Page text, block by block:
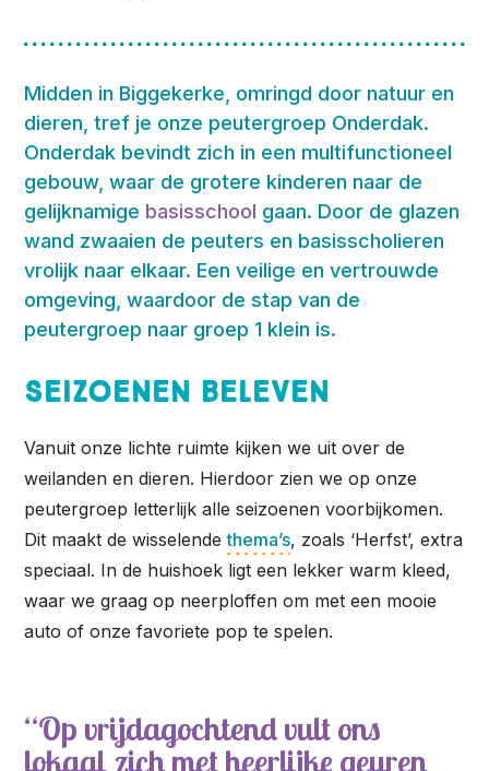
Midden in Biggekerke, omringd door natuur en
dieren, tref je onze peutergroep Onderdak.
Onderdak bevindt zich in een multifunctioneel
gebouw, waar de grotere kinderen naar de
gelijknamige basisschool gaan. Door de glazen
wand zwaaien de peuters en basisscholieren
vrolijk naar elkaar. Een veilige en vertrouwde
omgeving, waardoor de stap van de
peutergroep naar groep 1 klein is.
Seizoenen beleven
Vanuit onze lichte ruimte kijken we uit over de
weilanden en dieren. Hierdoor zien we op onze
peutergroep letterlijk alle seizoenen voorbijkomen.
Dit maakt de wisselendethema’s, zoals ‘Herfst’, extra
speciaal. In de huishoek ligt een lekker warm kleed,
waar we graag op neerploffen om met een mooie
auto of onze favoriete pop te spelen.
Op vrijdagochtend vult ons
lokaal zich met heerlijke geuren